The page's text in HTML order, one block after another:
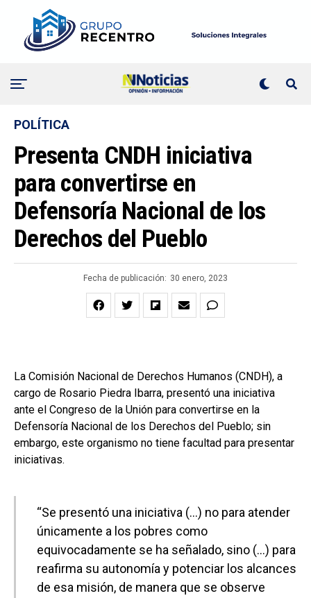
POLÍTICA
Presenta CNDH iniciativa
para convertirse en
Defensoría Nacional de los
Derechos del Pueblo
Fecha de publicación: 30 enero, 2023
La Comisión Nacional de Derechos Humanos (CNDH), a
cargo de Rosario Piedra Ibarra, presentó una iniciativa
ante el Congreso de la Unión para convertirse en la
Defensoría Nacional de los Derechos del Pueblo; sin
embargo, este organismo no tiene facultad para presentar
iniciativas.
“Se presentó una iniciativa (…) no para atender
únicamente a los pobres como
equivocadamente se ha señalado, sino (…) para
reafirma su autonomía y potenciar los alcances
de esa misión, de manera que se observe